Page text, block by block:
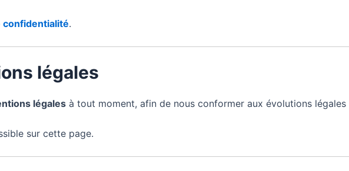
confidentialité.
légales
légales à tout moment, afin de nous conformer aux évolutions légales
sur cette page.